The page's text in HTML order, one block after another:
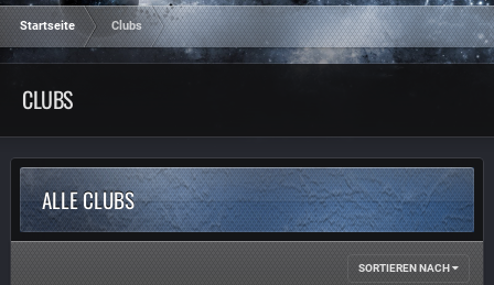
Startseite Clubs
CLUBS
ALLE CLUBS
SORTIEREN NACH